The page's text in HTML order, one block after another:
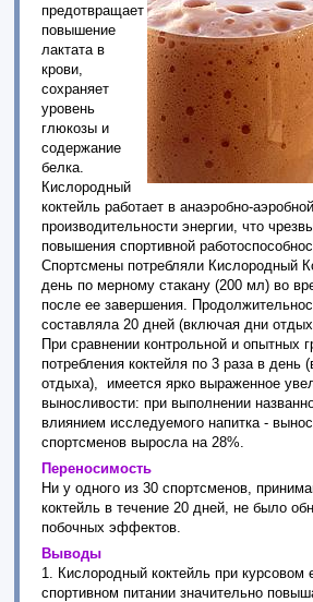
предотвращает
повышение
лактата в
крови,
сохраняет
уровень
глюкозы и
содержание
белка.
Кислородный
коктейль работает в анаэробно-
производительности энергии, что
повышения спортивной
Спортсмены потребляли Кислородный
день по мерному стакану (200 мл) во
после ее завершения.
составляла 20 дней (включая дни
При сравнении контрольной и опытных
потребления коктейля по 3 раза в день
отдыха), имеется ярко выраженное
выносливости: при выполнении
влиянием исследуемого напитка -
спортсменов выросла на 28%.
Переносимость
Ни у одного из 30 спортсменов,
коктейль в течение 20 дней, не было
побочных эффектов.
Выводы
1. Кислородный коктейль при курсовом
спортивном питании значительно